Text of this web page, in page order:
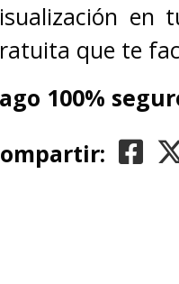
en
que te
100%